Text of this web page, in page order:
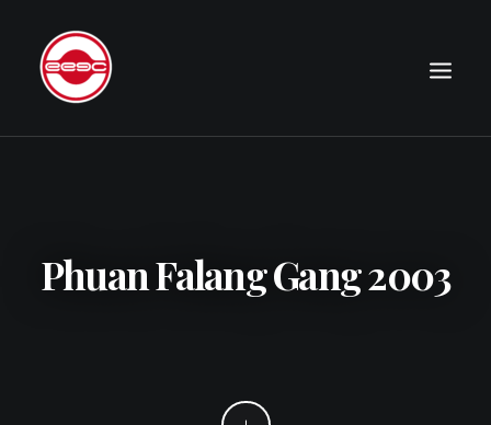
PHOTOGRAPHIE
Phuan Falang Gang 2003